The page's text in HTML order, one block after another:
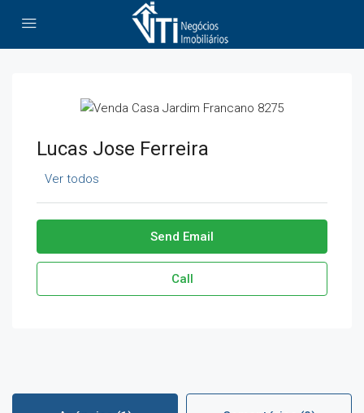
Lucas Jose Ferreira
Ver todos
Send Email
Call